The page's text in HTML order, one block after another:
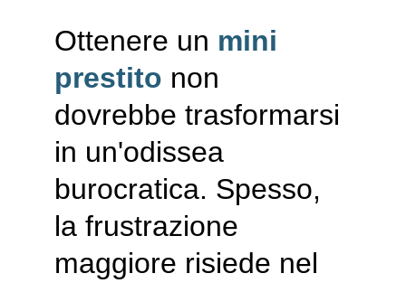
Ottenere un mini
prestito non
dovrebbe trasformarsi
in un'odissea
burocratica. Spesso,
la frustrazione
maggiore risiede nel